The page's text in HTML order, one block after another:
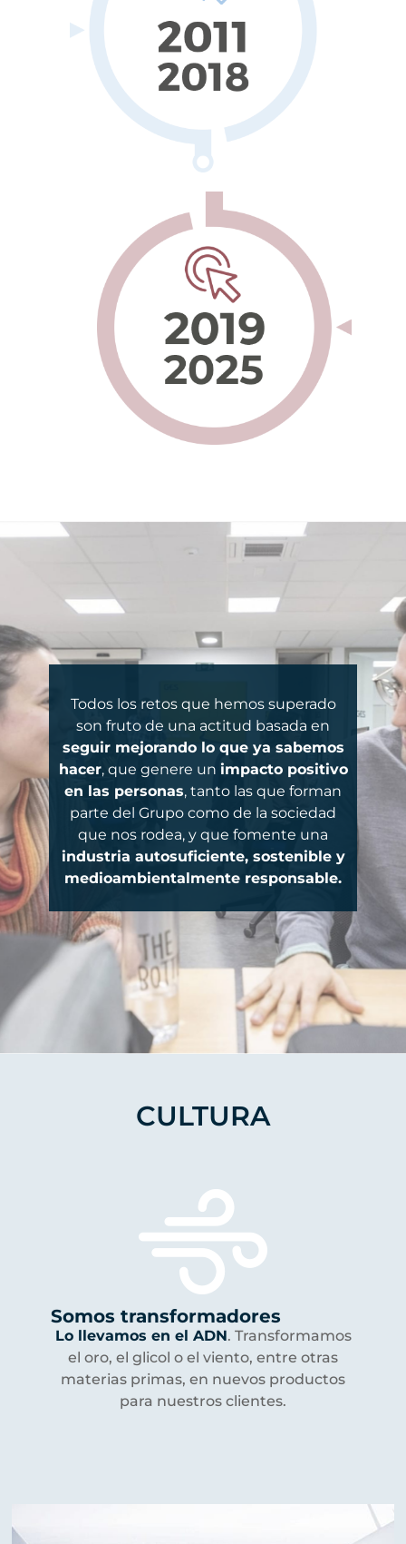
Todos los retos que hemos superado
son fruto de una actitud basada en
seguir mejorando lo que ya sabemos
hacer, que genere un impacto positivo
en las personas, tanto las que forman
parte del Grupo como de la sociedad
que nos rodea, y que fomente una
industria autosuficiente, sostenible y
medioambientalmente responsable.
CULTURA
Somos transformadores
Lo llevamos en el ADN. Transformamos
el oro, el glicol o el viento, entre otras
materias primas, en nuevos productos
para nuestros clientes.